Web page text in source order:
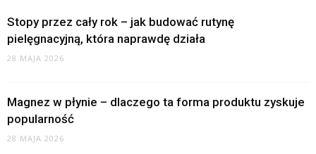
Stopy przez cały rok – jak budować rutynę
pielęgnacyjną, która naprawdę działa
28 MAJA 2026
Magnez w płynie – dlaczego ta forma produktu zyskuje
popularność
28 MAJA 2026